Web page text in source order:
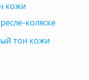
кожи
коляске
тон кожи